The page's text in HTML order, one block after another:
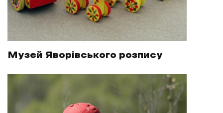
Музей Яворівського розпису